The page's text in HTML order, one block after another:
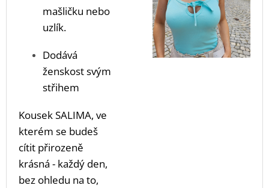
mašličku nebo
uzlík.
Dodává
ženskost svým
střihem
Kousek SALIMA, ve
kterém se budeš
cítit přirozeně
krásná - každý den,
bez ohledu na to,